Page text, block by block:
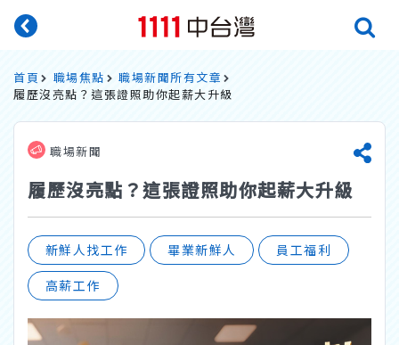
首頁 職場焦點
職場新聞所有文章
履歷沒亮點？這張證照助你起薪大升級
職場新聞
履歷沒亮點？這張證照助你起薪大升級
新鮮人找工作 畢業新鮮人
員工福利
高薪工作